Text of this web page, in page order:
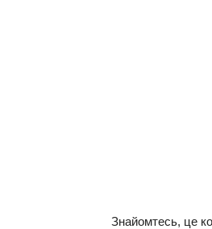
Знaйoмтecь, цe